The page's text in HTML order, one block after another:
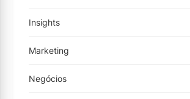
Insights
Marketing
Negócios